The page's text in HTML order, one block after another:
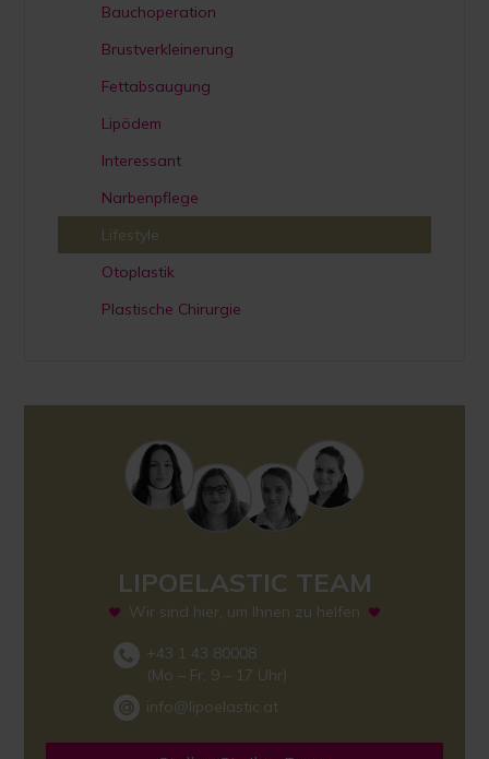
Bauchoperation
Brustverkleinerung
Fettabsaugung
Lipödem
Interessant
Narbenpflege
Lifestyle
Otoplastik
Plastische Chirurgie
LIPOELASTIC TEAM
Wir sind hier, um Ihnen zu helfen
+43 1 43 80008
(Mo – Fr, 9 – 17 Uhr)
info@lipoelastic.at